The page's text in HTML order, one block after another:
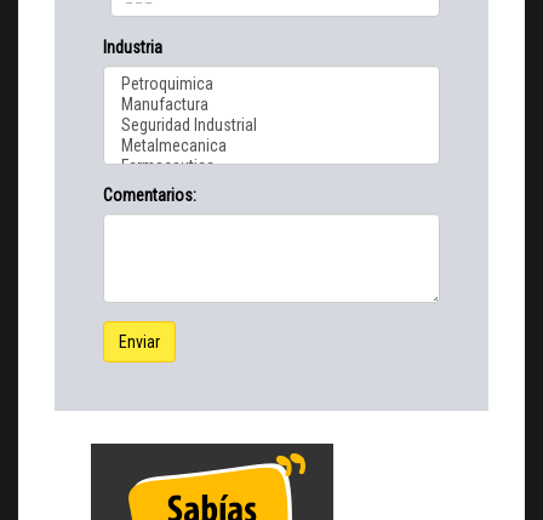
Industria
Comentarios:
Enviar